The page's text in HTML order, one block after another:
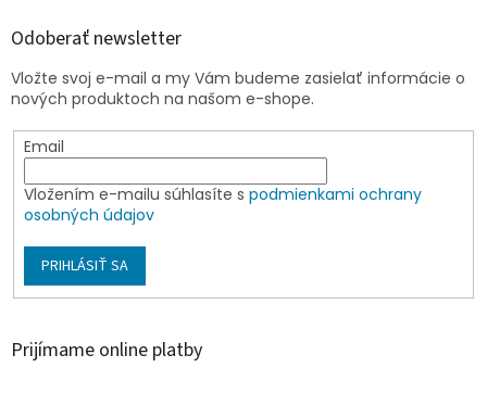
Odoberať newsletter
Vložte svoj e-mail a my Vám budeme zasielať informácie o
nových produktoch na našom e-shope.
Email
Vložením e-mailu súhlasíte s podmienkami ochrany
osobných údajov
PRIHLÁSIŤ SA
Prijímame online platby